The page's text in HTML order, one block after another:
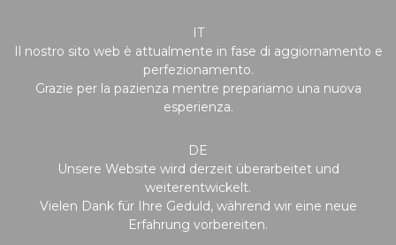
IT
Il nostro sito web è attualmente in fase di aggiornamento e
perfezionamento.
Grazie per la pazienza mentre prepariamo una nuova
esperienza.
DE
Unsere Website wird derzeit überarbeitet und
weiterentwickelt.
Vielen Dank für Ihre Geduld, während wir eine neue
Erfahrung vorbereiten.